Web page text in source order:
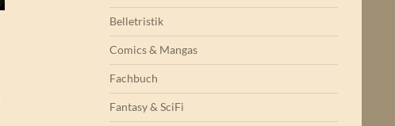
Belletristik
Comics & Mangas
Fachbuch
Fantasy & SciFi